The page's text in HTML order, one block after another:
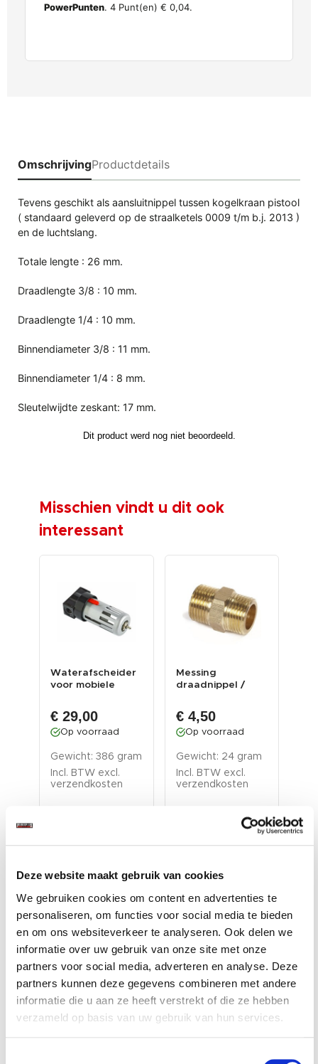
Deze website maakt gebruik van cookies
We gebruiken cookies om content en advertenties te
personaliseren, om functies voor social media te bieden
en om ons websiteverkeer te analyseren. Ook delen we
informatie over uw gebruik van onze site met onze
partners voor social media, adverteren en analyse. Deze
partners kunnen deze gegevens combineren met andere
informatie die u aan ze heeft verstrekt of die ze hebben
verzameld op basis van uw gebruik van hun services.
PowerPunten. 4 Punt(en) € 0,04.
OmschrijvingProductdetails
Tevens geschikt als aansluitnippel tussen kogelkraan pistool
( standaard geleverd op de straalketels 0009 t/m b.j. 2013 )
en de luchtslang.
Totale lengte : 26 mm.
Draadlengte 3/8 : 10 mm.
Draadlengte 1/4 : 10 mm.
Binnendiameter 3/8 : 11 mm.
Binnendiameter 1/4 : 8 mm.
Sleutelwijdte zeskant: 17 mm.
Misschien vindt u dit ook
interessant
Waterafscheider
voor mobiele
€ 29,00
Op voorraad
Gewicht: 386 gram
Incl. BTW excl.
verzendkosten
Messing
draadnippel /
2 x 3/8 bui...
€ 4,50
Op voorraad
Gewicht: 24 gram
Incl. BTW excl.
verzendkosten
Accessoires voor een nog
betere ervaring